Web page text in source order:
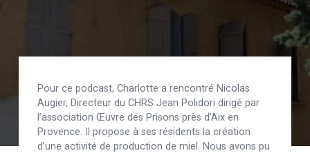
Pour ce podcast, Charlotte a rencontré Nicolas
Augier, Directeur du CHRS Jean Polidori dirigé par
l’association Œuvre des Prisons près d’Aix en
Provence. Il propose à ses résidents la création
d’une activité de production de miel. Nous avons pu